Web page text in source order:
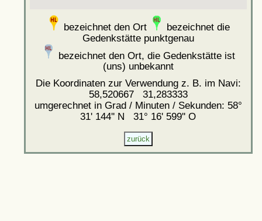
bezeichnet den Ort
bezeichnet die
Gedenkstätte punktgenau
bezeichnet den Ort, die Gedenkstätte ist
(uns) unbekannt
Die Koordinaten zur Verwendung z. B. im Navi:
58,520667 31,283333
umgerechnet in Grad / Minuten / Sekunden: 58°
31' 144'' N 31° 16' 599'' O